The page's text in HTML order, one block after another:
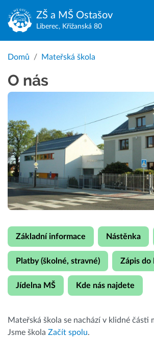
ZŠ a MŠ Ostašov
Liberec, Křižanská 80
Domů Mateřská škola
O nás
Základní informace Nástěnka
Platby (školné, stravné) Zápis do
Jídelna MŠ Kde nás najdete
Mateřská škola se nachází v klidné části
Jsme škola Začít spolu.